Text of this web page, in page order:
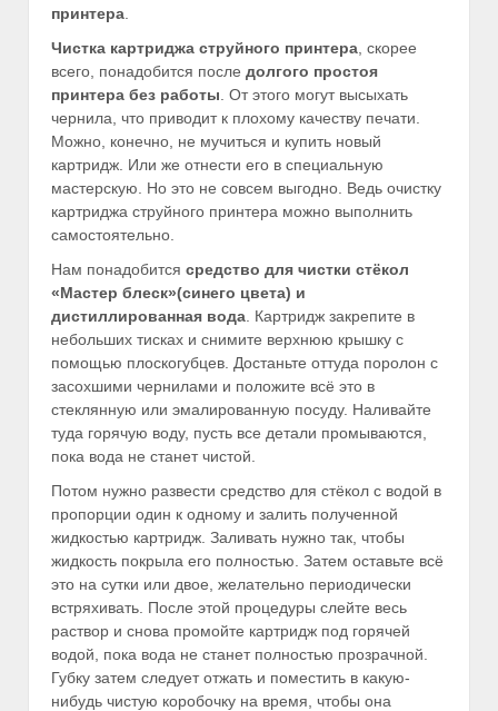
принтера
Чистка картриджа струйного принтера , скорее
всего, понадобится после долгого простоя
принтера без работы . От этого могут высыхать
чернила, что приводит к плохому качеству печати.
Можно, конечно, не мучиться и купить новый
картридж. Или же отнести его в специальную
мастерскую. Но это не совсем выгодно. Ведь очистку
картриджа струйного принтера можно выполнить
самостоятельно.
Нам понадобится средство для чистки стёкол
«Мастер блеск»(синего цвета) и
дистиллированная вода . Картридж закрепите в
небольших тисках и снимите верхнюю крышку с
помощью плоскогубцев. Достаньте оттуда поролон с
засохшими чернилами и положите всё это в
стеклянную или эмалированную посуду. Наливайте
туда горячую воду, пусть все детали промываются,
пока вода не станет чистой.
Потом нужно развести средство для стёкол с водой в
пропорции один к одному и залить полученной
жидкостью картридж. Заливать нужно так, чтобы
жидкость покрыла его полностью. Затем оставьте всё
это на сутки или двое, желательно периодически
встряхивать. После этой процедуры слейте весь
раствор и снова промойте картридж под горячей
водой, пока вода не станет полностью прозрачной.
Губку затем следует отжать и поместить в какую-
нибудь чистую коробочку на время, чтобы она